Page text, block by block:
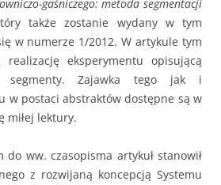
gaśniczego: metoda segmentacji
także zostanie wydany w tym
w numerze 1/2012. W artykule tym
realizację eksperymentu opisującą
segmenty. Zajawka tego jak i
w postaci abstraktów dostępne są w
miłej lektury.
do ww. czasopisma artykuł stanowił
z rozwijaną koncepcją Systemu